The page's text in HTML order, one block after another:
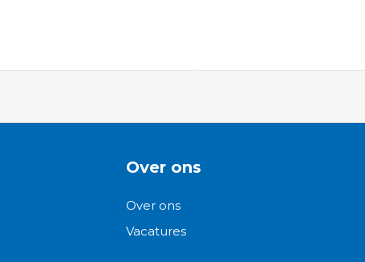
Over ons
Over ons
Vacatures